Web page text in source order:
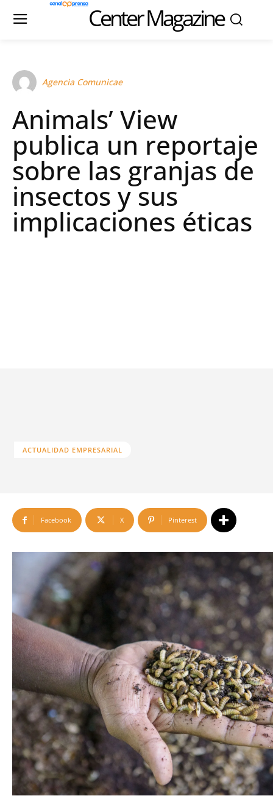
Center Magazine
Agencia Comunicae
Animals’ View
publica un reportaje
sobre las granjas de
insectos y sus
implicaciones éticas
ACTUALIDAD EMPRESARIAL
Facebook X Pinterest